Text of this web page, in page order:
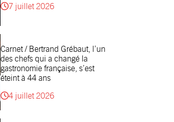
7 juillet 2026
Carnet / Bertrand Grébaut, l’un
des chefs qui a changé la
gastronomie française, s’est
éteint à 44 ans
4 juillet 2026